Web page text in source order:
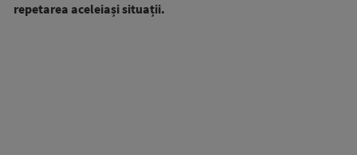
repetarea aceleiași situații.